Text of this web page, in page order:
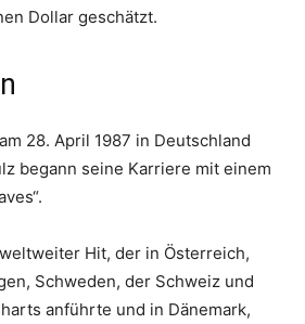
Dollar geschätzt.
28. April 1987 in Deutschland
begann seine Karriere mit einem
Hit, der in Österreich,
Schweden, der Schweiz und
anführte und in Dänemark,